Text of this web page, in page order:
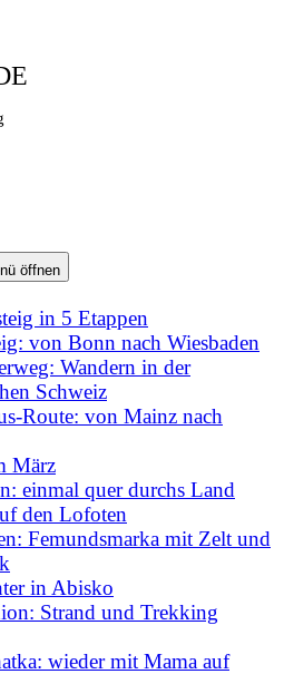
öffnen
in 5 Etappen
von Bonn nach Wiesbaden
Wandern in der
Schweiz
Route: von Mainz nach
März
einmal quer durchs Land
den Lofoten
Femundsmarka mit Zelt und
in Abisko
Strand und Trekking
wieder mit Mama auf